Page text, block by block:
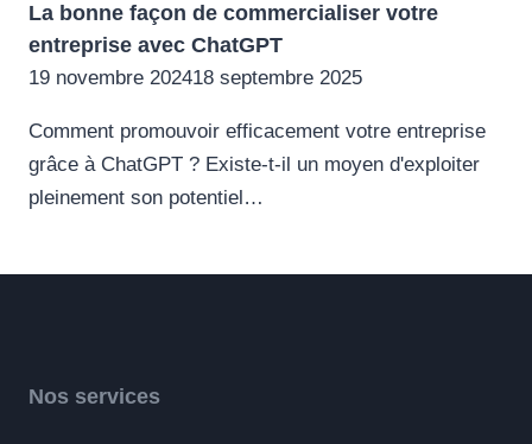
La bonne façon de commercialiser votre
entreprise avec ChatGPT
19 novembre 202418 septembre 2025
Comment promouvoir efficacement votre entreprise
grâce à ChatGPT ? Existe-t-il un moyen d'exploiter
pleinement son potentiel…
Nos services